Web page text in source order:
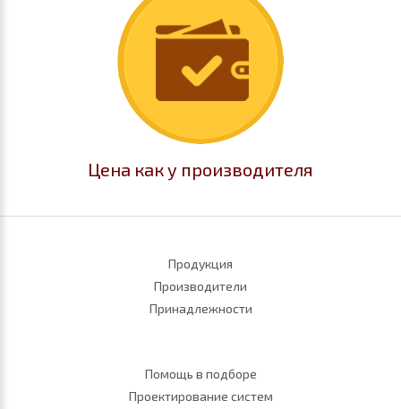
Цена как у производителя
Продукция
Производители
Принадлежности
Помощь в подборе
Проектирование систем